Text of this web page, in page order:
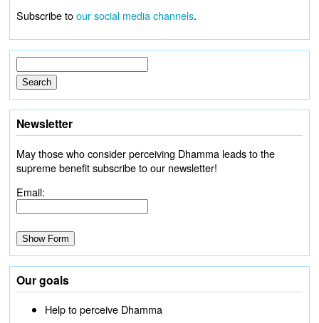
Subscribe toour social media channels.
Newsletter
May those who consider perceiving Dhamma leads to the
supreme benefit subscribe to our newsletter!
Email:
Our goals
Help to perceive Dhamma